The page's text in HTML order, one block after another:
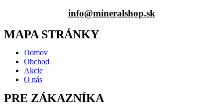
info@mineralshop.sk
MAPA STRÁNKY
Domov
Obchod
Akcie
O nás
PRE ZÁKAZNÍKA